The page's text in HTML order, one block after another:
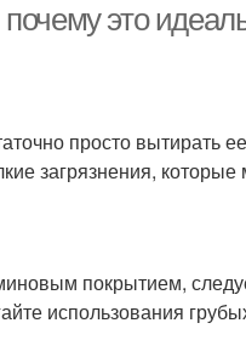
это
просто вытирать
загрязнения, которые
покрытием,
использования